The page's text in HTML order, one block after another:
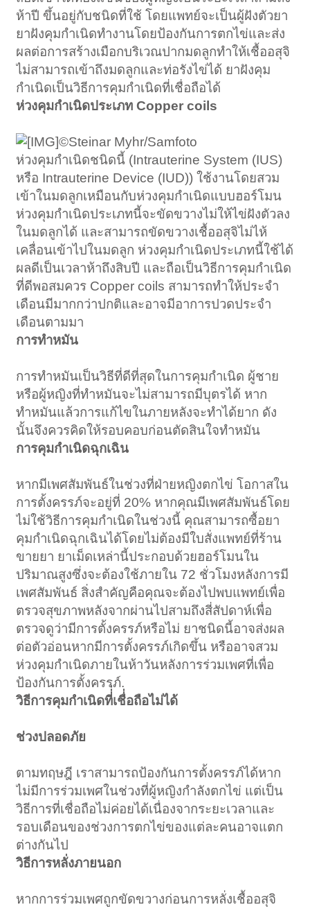
ห้าปี ขึ้นอยู่กับชนิดที่ใช้ โดยแพทย์จะเป็นผู้ฝังตัวยา
ยาฝังคุมกำเนิดทำงานโดยป้องกันการตกไข่และส่ง
ผลต่อการสร้างเมือกบริเวณปากมดลูกทำให้เชื้ออสุจิ
ไม่สามารถเข้าถึงมดลูกและท่อรังไข่ได้ ยาฝังคุม
กำเนิดเป็นวิธีการคุมกำเนิดที่เชื่อถือได้
ห่วงคุมกำเนิดประเภท Copper coils
©Steinar Myhr/Samfoto
ห่วงคุมกำเนิดชนิดนี้ (Intrauterine System (IUS)
หรือ Intrauterine Device (IUD)) ใช้งานโดยสวม
เข้าในมดลูกเหมือนกับห่วงคุมกำเนิดแบบฮอร์โมน
ห่วงคุมกำเนิดประเภทนี้จะขัดขวางไม่ให้ไข่ฝังตัวลง
ในมดลูกได้ และสามารถขัดขวางเชื้ออสุจิไม่ไห้
เคลื่อนเข้าไปในมดลูก ห่วงคุมกำเนิดประเภทนี้ใช้ได้
ผลดีเป็นเวลาห้าถึงสิบปี และถือเป็นวิธีการคุมกำเนิด
ที่ดีพอสมควร Copper coils สามารถทำให้ประจำ
เดือนมีมากกว่าปกติและอาจมีอาการปวดประจำ
เดือนตามมา
การทำหมัน
การทำหมันเป็นวิธีที่ดีที่สุดในการคุมกำเนิด ผู้ชาย
หรือผู้หญิงที่ทำหมันจะไม่สามารถมีบุตรได้ หาก
ทำหมันแล้วการแก้ไขในภายหลังจะทำได้ยาก ดัง
นั้นจึงควรคิดให้รอบคอบก่อนตัดสินใจทำหมัน
การคุมกำเนิดฉุกเฉิน
หากมีเพศสัมพันธ์ในช่วงที่ฝ่ายหญิงตกไข่ โอกาสใน
การตั้งครรภ์จะอยู่ที่ 20% หากคุณมีเพศสัมพันธ์โดย
ไม่ใช้วิธีการคุมกำเนิดในช่วงนี้ คุณสามารถซื้อยา
คุมกำเนิดฉุกเฉินได้โดยไม่ต้องมีใบสั่งแพทย์ที่ร้าน
ขายยา ยาเม็ดเหล่านี้ประกอบด้วยฮอร์โมนใน
ปริมาณสูงซึ่งจะต้องใช้ภายใน 72 ชั่วโมงหลังการมี
เพศสัมพันธ์ สิ่งสำคัญคือคุณจะต้องไปพบแพทย์เพื่อ
ตรวจสุขภาพหลังจากผ่านไปสามถึงสี่สัปดาห์เพื่อ
ตรวจดูว่ามีการตั้งครรภ์หรือไม่ ยาชนิดนี้อาจส่งผล
ต่อตัวอ่อนหากมีการตั้งครรภ์เกิดขึ้น หรืออาจสวม
ห่วงคุมกำเนิดภายในห้าวันหลังการร่วมเพศที่เพื่อ
ป้องกันการตั้งครรภ์.
วิธีการคุมกำเนิดที่่่เชื่่อถือไม่ได้
ช่วงปลอดภัย
ตามทฤษฎี เราสามารถป้องกันการตั้งครรภ์ได้หาก
ไม่มีการร่วมเพศในช่วงที่ผู้หญิงกำลังตกไข่ แต่เป็น
วิธีการที่เชื่อถือไม่ค่อยได้เนื่องจากระยะเวลาและ
รอบเดือนของช่วงการตกไข่ของแต่ละคนอาจแตก
ต่างกันไป
วิธีการหลั่งภายนอก
หากการร่วมเพศถูกขัดขวางก่อนการหลั่งเชื้ออสุจิ